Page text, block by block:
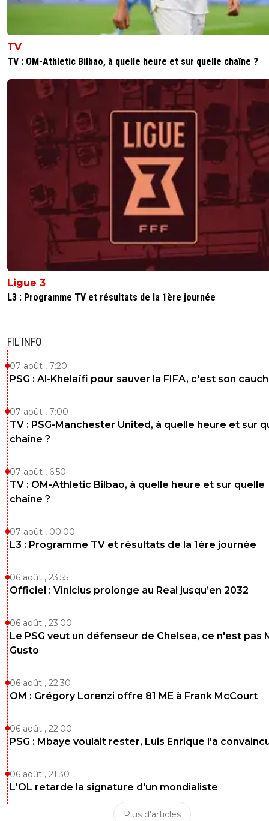
TV
TV : OM-Athletic Bilbao, à quelle heure et sur quelle chaîne ?
Ligue 3
L3 : Programme TV et résultats de la 1ère journée
FIL INFO
07 août , 7:20
PSG : Al-Khelaïfi pour sauver la FIFA, c'est son
07 août , 7:00
TV : PSG-Manchester United, à quelle heure et sur
chaîne ?
07 août , 6:50
TV : OM-Athletic Bilbao, à quelle heure et sur quelle
chaîne ?
07 août , 00:00
L3 : Programme TV et résultats de la 1ère journée
06 août , 23:55
Officiel : Vinicius prolonge au Real jusqu’en 2032
06 août , 23:00
Le PSG veut un défenseur de Chelsea, ce n'est pas
Gusto
06 août , 22:30
OM : Grégory Lorenzi offre 81 ME à Frank McCourt
06 août , 22:00
PSG : Mbaye voulait rester, Luis Enrique l'a
06 août , 21:30
L'OL retarde la signature d'un mondialiste
Plus d'articles